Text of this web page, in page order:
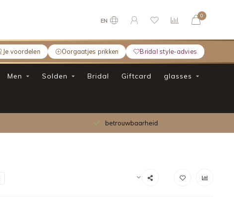
Je voordelen Oorgaatjes prikken Bridal style-advies
EN
0
Men Solden Bridal Giftcard glasses
betrouwbaarheid